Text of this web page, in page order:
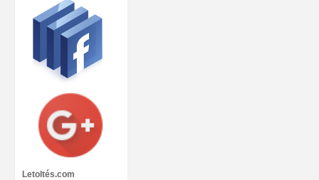
Letoltés.com